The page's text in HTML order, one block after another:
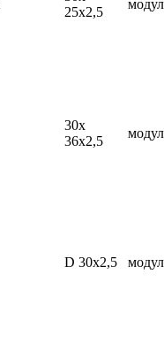
25x2,5
30x
36x2,5
D 30x2,5